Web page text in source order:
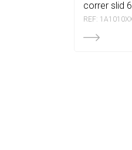
correr slid
REF: